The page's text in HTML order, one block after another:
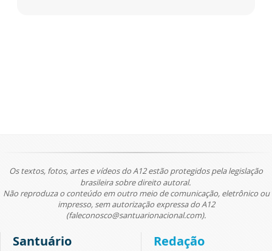
Os textos, fotos, artes e vídeos do A12 estão protegidos pela legislação
brasileira sobre direito autoral.
Não reproduza o conteúdo em outro meio de comunicação, eletrônico ou
impresso, sem autorização expressa do A12
(faleconosco@santuarionacional.com).
Santuário Redação